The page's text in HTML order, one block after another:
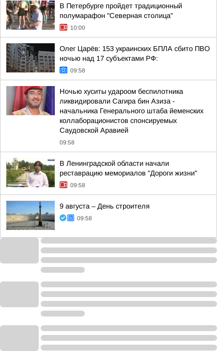
В Петербурге пройдет традиционный
полумарафон "Северная столица"
10:00
Олег Царёв: 153 украинских БПЛА сбито ПВО
ночью над 17 субъектами РФ:
09:58
Ночью хуситы удароом беспилотника
ликвидировали Сагира бин Азиза -
начальника Генерального штаба йеменских
коллаборационистов спонсируемых
Саудовской Аравией
09:58
В Ленинградской области начали
реставрацию мемориалов "Дороги жизни"
09:58
9 августа – День строителя
09:58